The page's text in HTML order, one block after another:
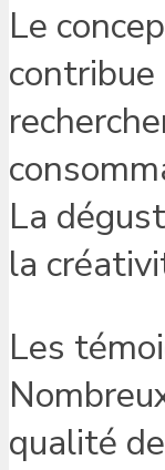
Le
La
la
Les
qualité